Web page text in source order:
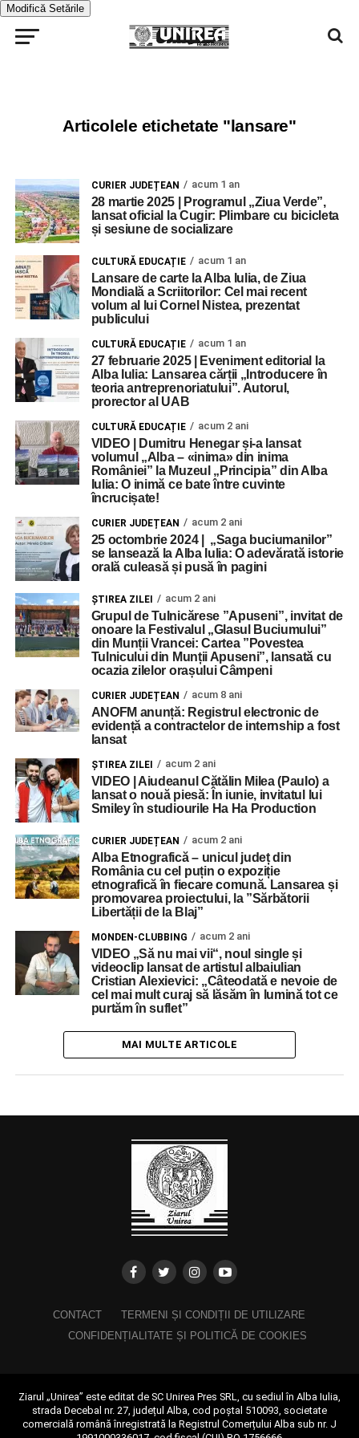
Modifică Setările
Articolele etichetate "lansare"
CURIER JUDEȚEAN acum 1 an
28 martie 2025 | Programul „Ziua Verde”,
lansat oficial la Cugir: Plimbare cu bicicleta
și sesiune de socializare
CULTURĂ EDUCAȚIE acum 1 an
Lansare de carte la Alba Iulia, de Ziua
Mondială a Scriitorilor: Cel mai recent
volum al lui Cornel Nistea, prezentat
publicului
CULTURĂ EDUCAȚIE acum 1 an
27 februarie 2025 | Eveniment editorial la
Alba Iulia: Lansarea cărții „Introducere în
teoria antreprenoriatului”. Autorul,
prorector al UAB
CULTURĂ EDUCAȚIE acum 2 ani
VIDEO | Dumitru Henegar și-a lansat
volumul „Alba – «inima» din inima
României” la Muzeul „Principia” din Alba
Iulia: O inimă ce bate între cuvinte
încrucișate!
CURIER JUDEȚEAN acum 2 ani
25 octombrie 2024 | „Saga buciumanilor”
se lansează la Alba Iulia: O adevărată istorie
orală culeasă și pusă în pagini
ŞTIREA ZILEI acum 2 ani
Grupul de Tulnicărese ”Apuseni”, invitat de
onoare la Festivalul „Glasul Buciumului”
din Munții Vrancei: Cartea ”Povestea
Tulnicului din Munții Apuseni”, lansată cu
ocazia zilelor orașului Câmpeni
CURIER JUDEȚEAN acum 8 ani
ANOFM anunță: Registrul electronic de
evidență a contractelor de internship a fost
lansat
ŞTIREA ZILEI acum 2 ani
VIDEO | Aiudeanul Cătălin Milea (Paulo) a
lansat o nouă piesă: În iunie, invitatul lui
Smiley în studiourile Ha Ha Production
CURIER JUDEȚEAN acum 2 ani
Alba Etnografică – unicul județ din
România cu cel puțin o expoziție
etnografică în fiecare comună. Lansarea și
promovarea proiectului, la ”Sărbătorii
Libertății de la Blaj”
MONDEN-CLUBBING acum 2 ani
VIDEO „Să nu mai vii“, noul single și
videoclip lansat de artistul albaiulian
Cristian Alexievici: „Câteodată e nevoie de
cel mai mult curaj să lăsăm în lumină tot ce
purtăm în suflet”
MAI MULTE ARTICOLE
CONTACT
TERMENI ȘI CONDIȚII DE UTILIZARE
CONFIDENȚIALITATE ȘI POLITICĂ DE COOKIES
Ziarul „Unirea” este editat de SC Unirea Pres SRL, cu sediul în Alba Iulia,
strada Decebal nr. 27, județul Alba, cod poștal 510093, societate
comercială română înregistrată la Registrul Comerțului Alba sub nr. J